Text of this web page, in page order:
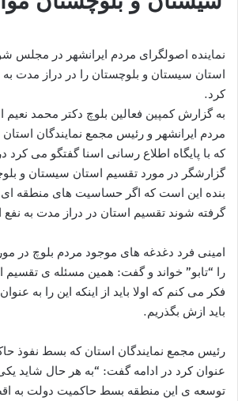
نماینده اصولگرای مردم ایرانشهر در مجلس
استان سیستان و بلوچستان را در دراز مدت به
کرد.
به گزارش کمپین فعالین بلوچ دکتر محمد نعیم
مردم ایرانشهر و رئیس مجمع نمایندگان
که با پایگاه اطلاع رسانی اسنا گفتگو می
گزارشگر در مورد تقسیم استان سیستان و
بنده این است که اگر حساسیت های منطقه
گرفته شوند تقسیم استان در دراز مدت به
امینی فرد دغدغه های موجود مردم بلوچ در
را “تابو” خواند و گفت: همین مسئله ی
فکر می کنم که اولا باید از اینکه این را به
باید ازش بگذریم.
رئیس مجمع نمایندگان استان که بسط نفوذ
عنوان کرد در ادامه گفت: “به هر حال شاید
توسعه ی این منطقه بسط حاکمیت دولت به